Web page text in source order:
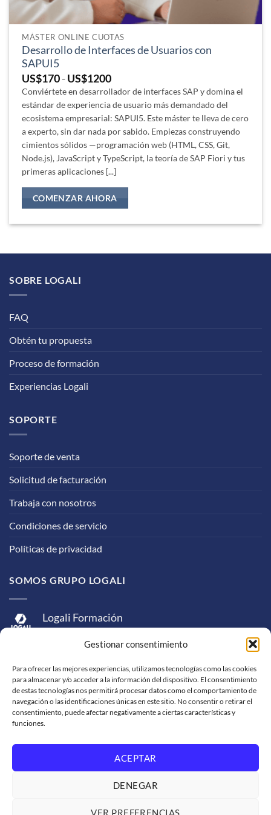
Gestionar consentimiento
Para ofrecer las mejores experiencias, utilizamos tecnologías como las cookies
para almacenar y/o acceder a la información del dispositivo. El consentimiento
de estas tecnologías nos permitirá procesar datos como el comportamiento de
navegación o las identificaciones únicas en este sitio. No consentir o retirar el
consentimiento, puede afectar negativamente a ciertas características y
funciones.
ACEPTAR
DENEGAR
VER PREFERENCIAS
MÁSTER ONLINE CUOTAS
Desarrollo de Interfaces de Usuarios con
SAPUI5
US$170-US$1200Rango
de
precios:
desde
US$170
hasta
US$1200
Conviértete en desarrollador de interfaces SAP y domina el
estándar de experiencia de usuario más demandado del
ecosistema empresarial: SAPUI5. Este máster te lleva de cero
a experto, sin dar nada por sabido. Empiezas construyendo
cimientos sólidos —programación web (HTML, CSS, Git,
Node.js), JavaScript y TypeScript, la teoría de SAP Fiori y tus
primeras aplicaciones [...]
COMENZAR AHORA
tiene
variantes.
opciones
se
elegir
en
página
de
producto
SOBRE LOGALI
FAQ
Obtén tu propuesta
Proceso de formación
Experiencias Logali
SOPORTE
Soporte de venta
Solicitud de facturación
Trabaja con nosotros
Condiciones de servicio
Políticas de privacidad
SOMOS GRUPO LOGALI
Logali Formación
Logali Consultoría
Logali Ingeniería
Express
Skrill
Western
SOPORTE DE VENTA
SOLICITUD DE FACTURACIÓN